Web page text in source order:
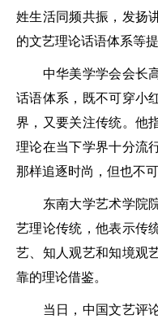
姓生活同频共振，发扬
的文艺理论话语体系等
中华美学学会会长高
话语体系，既不可穿小
界，又要关注传统。他
理论在当下学界十分流
那样追逐时尚，但也不
东南大学艺术学院院
艺理论传统，他表示传
艺、知人观艺和知境观
靠的理论借鉴。
当日，中国文艺评论